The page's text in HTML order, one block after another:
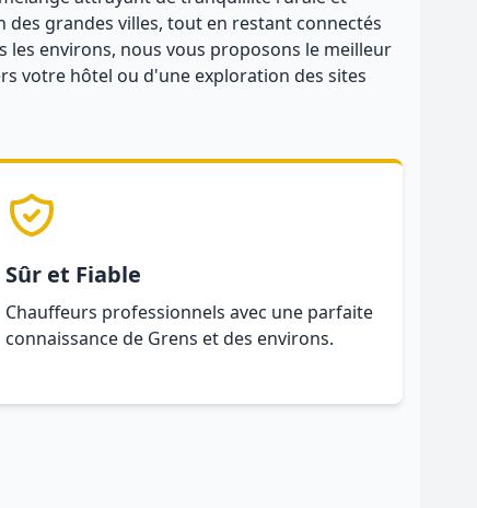
grandes villes, tout en restant connectés
les environs, nous vous proposons le meilleur
votre hôtel ou d'une exploration des sites
Sûr et Fiable
Chauffeurs professionnels avec une parfaite
connaissance de Grens et des environs.